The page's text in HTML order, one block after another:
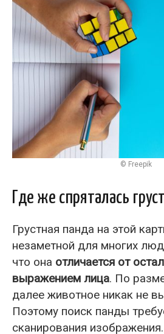
© Freepik
Где же спряталась
Грустная панда на этой
незаметной для многих
что она отличается от
выражением лица. По
далее животное никак не
Поэтому поиск панды
сканирования